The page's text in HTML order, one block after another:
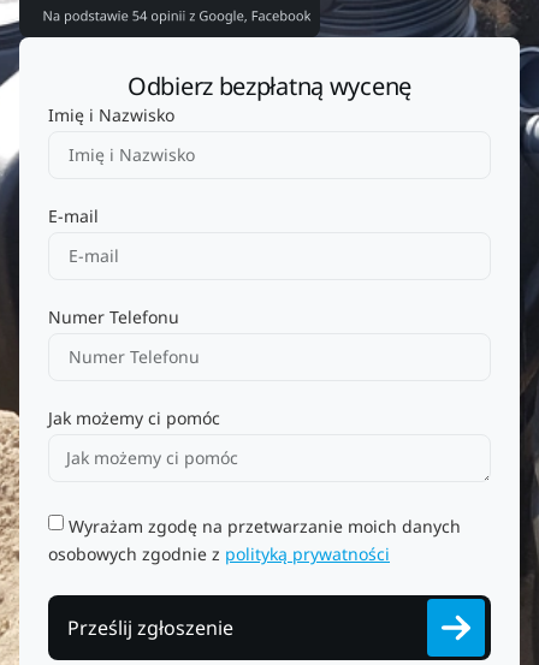
Odbierz bezpłatną wycenę
Imię i Nazwisko
E-mail
Numer Telefonu
Jak możemy ci pomóc
Wyrażam zgodę na przetwarzanie moich danych
osobowych zgodnie z polityką prywatności
Prześlij zgłoszenie